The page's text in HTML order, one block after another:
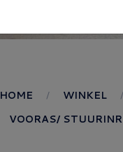
HOME
WINKEL
VOORAS/